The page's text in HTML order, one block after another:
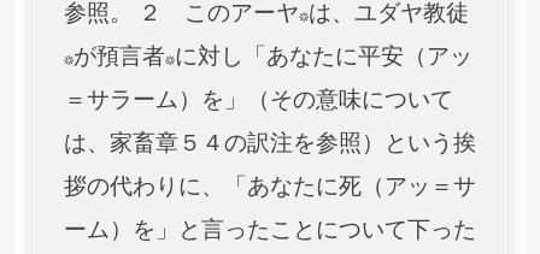
参照。 ２ このアーヤ*は、ユダヤ教徒
*が預言者*に対し「あなたに平安（アッ
＝サラーム）を」（その意味について
は、家畜章５４の訳注を参照）という挨
拶の代わりに、「あなたに死（アッ＝サ
ーム）を」と言ったことについて下った